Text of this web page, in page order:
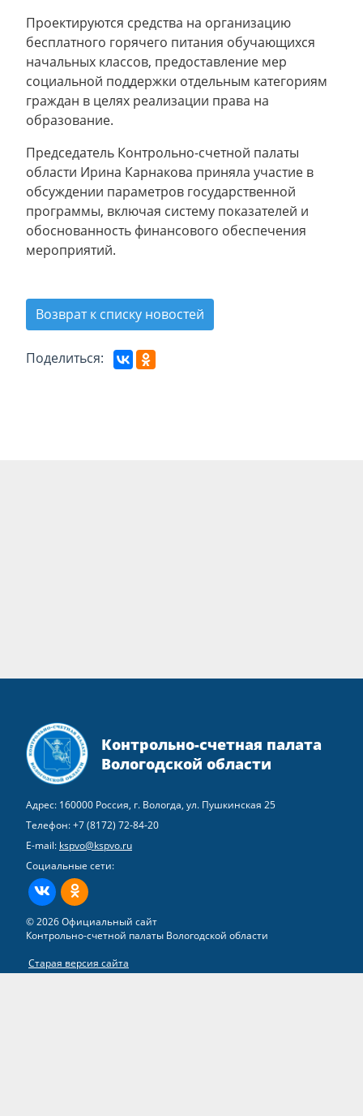
Проектируются средства на организацию
бесплатного горячего питания обучающихся
начальных классов, предоставление мер
социальной поддержки отдельным категориям
граждан в целях реализации права на
образование.
Председатель Контрольно-счетной палаты
области Ирина Карнакова приняла участие в
обсуждении параметров государственной
программы, включая систему показателей и
обоснованность финансового обеспечения
мероприятий.
Возврат к списку новостей
Поделиться:
Контрольно-счетная палата
Вологодской области
Адрес: 160000 Россия, г. Вологда, ул. Пушкинская 25
Телефон:+7 (8172) 72-84-20
E-mail: kspvo@kspvo.ru
Социальные сети:
ВКонтактеОдноклассники
© 2026 Официальный сайт
Контрольно-счетной палаты Вологодской области
Старая версия сайта